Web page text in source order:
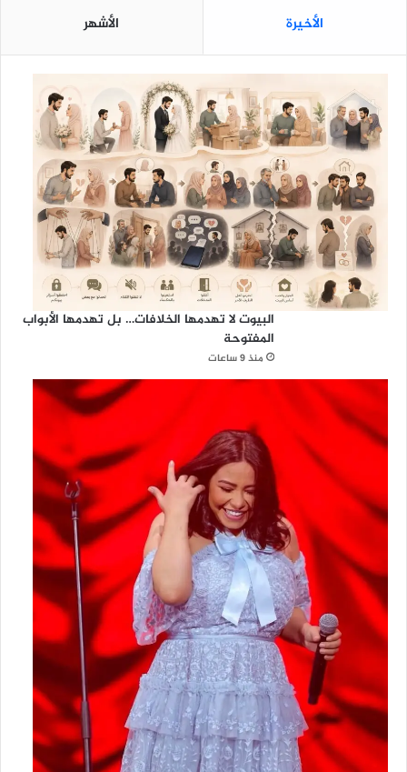
الأخيرة الأشهر
البيوت لا تهدمها الخلافات… بل تهدمها الأبواب
المفتوحة
منذ 9 ساعات